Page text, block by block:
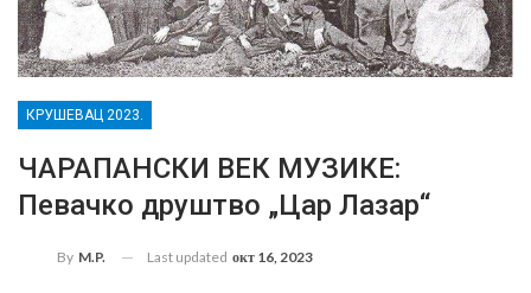
КРУШЕВАЦ 2023.
ЧАРАПАНСКИ ВЕК МУЗИКЕ:
Певачко друштво „Цар Лазар“
By M.P. Last updated окт 16, 2023